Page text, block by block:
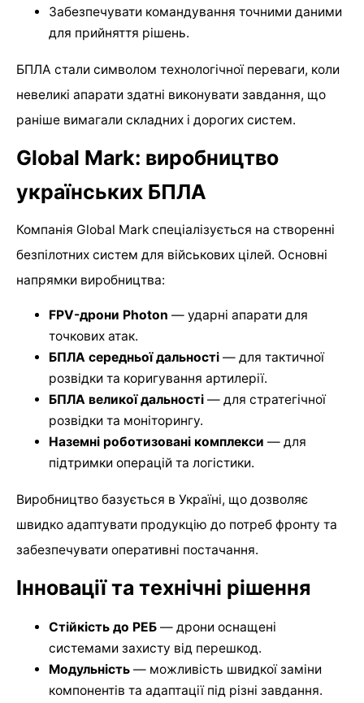
Забезпечувати командування точними даними
для прийняття рішень.
БПЛА стали символом технологічної переваги, коли
невеликі апарати здатні виконувати завдання, що
раніше вимагали складних і дорогих систем.
Global Mark: виробництво
українських БПЛА
Компанія Global Mark спеціалізується на створенні
безпілотних систем для військових цілей. Основні
напрямки виробництва:
FPV-дрони Photon — ударні апарати для
точкових атак.
БПЛА середньої дальності — для тактичної
розвідки та коригування артилерії.
БПЛА великої дальності — для стратегічної
розвідки та моніторингу.
Наземні роботизовані комплекси — для
підтримки операцій та логістики.
Виробництво базується в Україні, що дозволяє
швидко адаптувати продукцію до потреб фронту та
забезпечувати оперативні постачання.
Інновації та технічні рішення
Стійкість до РЕБ — дрони оснащені
системами захисту від перешкод.
Модульність — можливість швидкої заміни
компонентів та адаптації під різні завдання.